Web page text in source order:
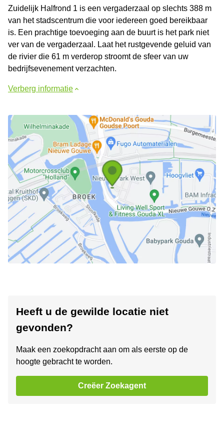
Zuidelijk Halfrond 1 is een vergaderzaal op slechts 388 m
van het stadscentrum die voor iedereen goed bereikbaar
is. Een prachtige toevoeging aan de buurt is het park niet
ver van de vergaderzaal. Laat het rustgevende geluid van
de rivier die 61 m verderop stroomt de sfeer van uw
bedrijfsevenement verzachten.
Verberg informatie
Heeft u de gewilde locatie niet
gevonden?
Maak een zoekopdracht aan om als eerste op de
hoogte gebracht te worden.
Creëer Zoekagent